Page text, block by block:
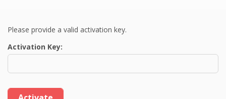
Please provide a valid activation key.
Activation Key: